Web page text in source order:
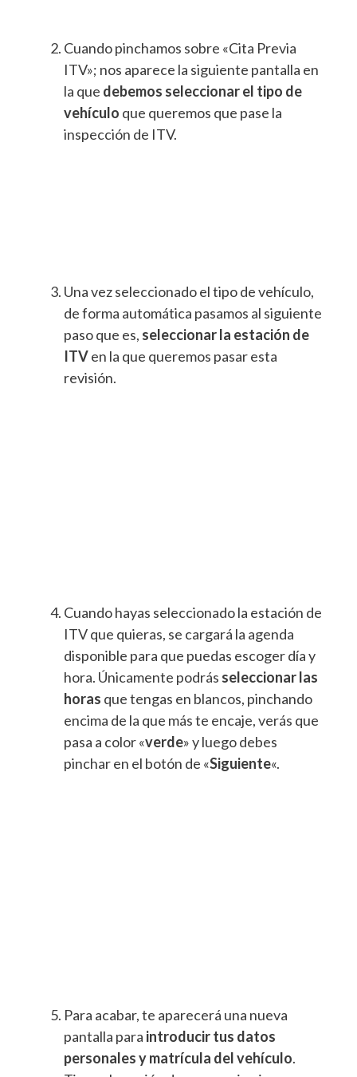
Cuando pinchamos sobre «Cita Previa
ITV»; nos aparece la siguiente pantalla en
la que debemos seleccionar el tipo de
vehículo que queremos que pase la
inspección de ITV.
Una vez seleccionado el tipo de vehículo,
de forma automática pasamos al siguiente
paso que es, seleccionar la estación de
ITVen la que queremos pasar esta
revisión.
Cuando hayas seleccionado la estación de
ITV que quieras, se cargará la agenda
disponible para que puedas escoger día y
hora. Únicamente podrás seleccionar las
horas que tengas en blancos, pinchando
encima de la que más te encaje, verás que
pasa a color «verde» y luego debes
pinchar en el botón de «Siguiente«.
Para acabar, te aparecerá una nueva
pantalla para introducir tus datos
personales y matrícula del vehículo.